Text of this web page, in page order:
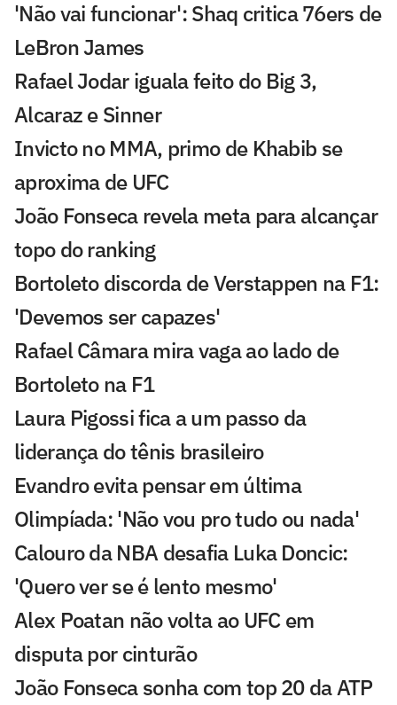
'Não vai funcionar': Shaq critica 76ers de
LeBron James
Rafael Jodar iguala feito do Big 3,
Alcaraz e Sinner
Invicto no MMA, primo de Khabib se
aproxima de UFC
João Fonseca revela meta para alcançar
topo do ranking
Bortoleto discorda de Verstappen na F1:
'Devemos ser capazes'
Rafael Câmara mira vaga ao lado de
Bortoleto na F1
Laura Pigossi fica a um passo da
liderança do tênis brasileiro
Evandro evita pensar em última
Olimpíada: 'Não vou pro tudo ou nada'
Calouro da NBA desafia Luka Doncic:
'Quero ver se é lento mesmo'
Alex Poatan não volta ao UFC em
disputa por cinturão
João Fonseca sonha com top 20 da ATP